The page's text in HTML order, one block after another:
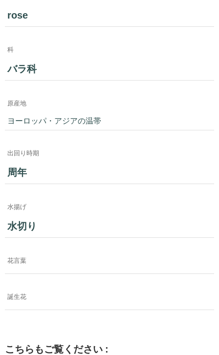
rose
科
バラ科
原産地
ヨーロッパ・アジアの温帯
出回り時期
周年
水揚げ
水切り
花言葉
誕生花
こちらもご覧ください :